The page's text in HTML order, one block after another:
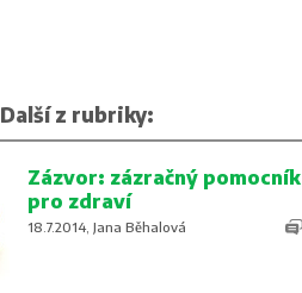
Další z rubriky:
Zázvor: zázračný pomocník
pro zdraví
18.7.2014, Jana Běhalová